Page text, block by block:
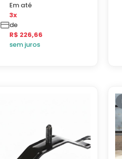
Em até
3x
de
R$ 226,66
sem juros